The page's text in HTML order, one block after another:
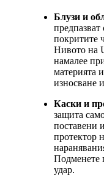
Блузи и
покритите
Нивото на
намалее
материята
износване
Каски и
защита
поставени
протектор
Подменете
удар.